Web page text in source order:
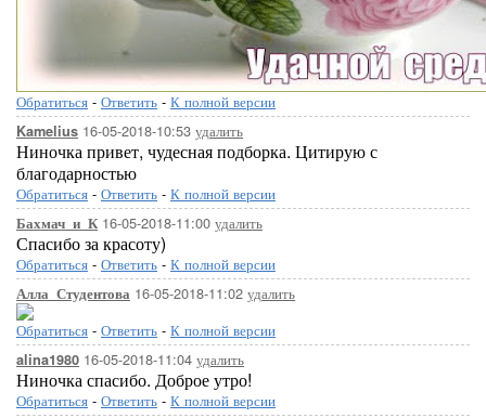
Обратиться - Ответить - К полной версии
Kamelius 16-05-2018-10:53 удалить
Ниночка привет, чудесная подборка. Цитирую с
благодарностью
Обратиться - Ответить - К полной версии
Бахмач_и_К16-05-2018-11:00 удалить
Спасибо за красоту)
Обратиться - Ответить - К полной версии
Алла_Студентова 16-05-2018-11:02 удалить
Обратиться - Ответить - К полной версии
alina1980 16-05-2018-11:04 удалить
Ниночка спасибо. Доброе утро!
Обратиться - Ответить - К полной версии